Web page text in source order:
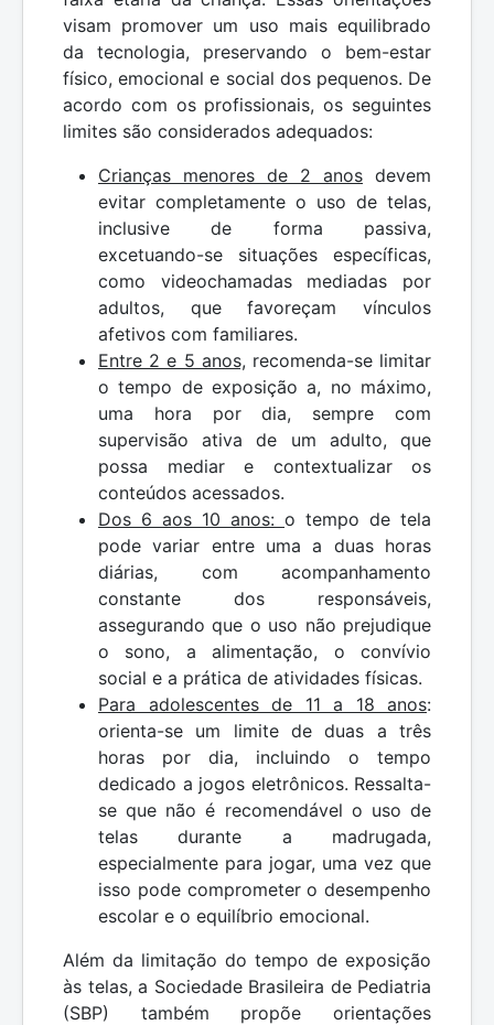
visam promover um uso mais equilibrado
da tecnologia, preservando o bem-estar
físico, emocional e social dos pequenos. De
acordo com os profissionais, os seguintes
limites são considerados adequados:
Crianças menores de 2 anos devem
evitar completamente o uso de telas,
inclusive de forma passiva,
excetuando-se situações específicas,
como videochamadas mediadas por
adultos, que favoreçam vínculos
afetivos com familiares.
Entre 2 e 5 anos, recomenda-se limitar
o tempo de exposição a, no máximo,
uma hora por dia, sempre com
supervisão ativa de um adulto, que
possa mediar e contextualizar os
conteúdos acessados.
Dos 6 aos 10 anos: o tempo de tela
pode variar entre uma a duas horas
diárias, com acompanhamento
constante dos responsáveis,
assegurando que o uso não prejudique
o sono, a alimentação, o convívio
social e a prática de atividades físicas.
Para adolescentes de 11 a 18 anos:
orienta-se um limite de duas a três
horas por dia, incluindo o tempo
dedicado a jogos eletrônicos. Ressalta-
se que não é recomendável o uso de
telas durante a madrugada,
especialmente para jogar, uma vez que
isso pode comprometer o desempenho
escolar e o equilíbrio emocional.
Além da limitação do tempo de exposição
às telas, a Sociedade Brasileira de Pediatria
(SBP) também propõe orientações